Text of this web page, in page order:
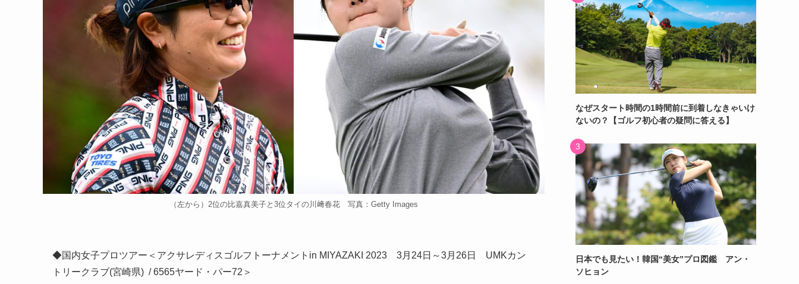
（左から）2位の比嘉真美子と3位タイの川﨑春花 写真：Getty Images
◆国内女子プロツアー＜アクサレディスゴルフトーナメントin MIYAZAKI 2023 3月24日～3月26日 UMKカン
トリークラブ(宮崎県) / 6565ヤード・パー72＞
なぜスタート時間の1時間前に到着しなきゃいけ
ないの？【ゴルフ初心者の疑問に答える】
日本でも見たい！韓国“美女”プロ図鑑 アン・
ソヒョン